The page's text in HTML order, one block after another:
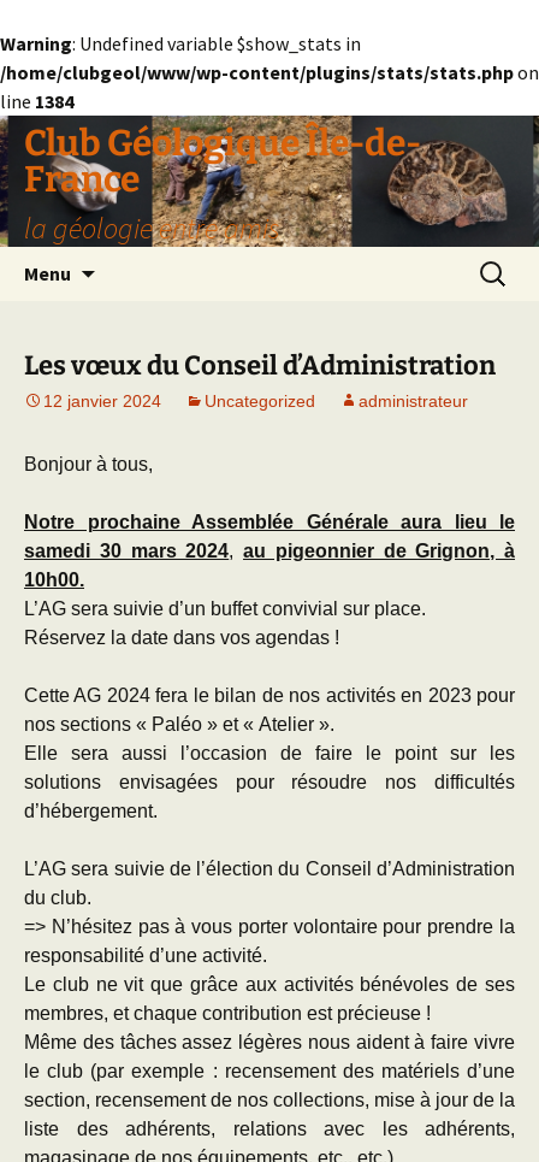
Warning: Undefined variable $show_stats in
/home/clubgeol/www/wp-content/plugins/stats/stats.phpon
line 1384
Aller
au
contenu
Club Géologique Île-de-
France
la géologie entre amis
Menu
Les vœux du Conseil d’Administration
12 janvier 2024 Uncategorized administrateur
Bonjour à tous,
Notre prochaine Assemblée Générale aura lieu le
samedi 30 mars 2024, au pigeonnier de Grignon, à
10h00.
L’AG sera suivie d’un buffet convivial sur place.
Réservez la date dans vos agendas !
Cette AG 2024 fera le bilan de nos activités en 2023 pour
nos sections « Paléo » et « Atelier ».
Elle sera aussi l’occasion de faire le point sur les
solutions envisagées pour résoudre nos difficultés
d’hébergement.
L’AG sera suivie de l’élection du Conseil d’Administration
du club.
=> N’hésitez pas à vous porter volontaire pour prendre la
responsabilité d’une activité.
Le club ne vit que grâce aux activités bénévoles de ses
membres, et chaque contribution est précieuse !
Même des tâches assez légères nous aident à faire vivre
le club (par exemple : recensement des matériels d’une
section, recensement de nos collections, mise à jour de la
liste des adhérents, relations avec les adhérents,
magasinage de nos équipements, etc., etc.)